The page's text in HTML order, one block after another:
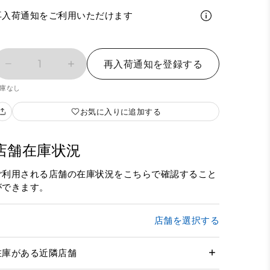
入荷通知をご利用いただけます
1 再入荷通知を登録する
なし
お気に入りに追加する
舗在庫状況
利用される店舗の在庫状況をこちらで確認すること
きます。
店舗を選択する
庫がある近隣店舗